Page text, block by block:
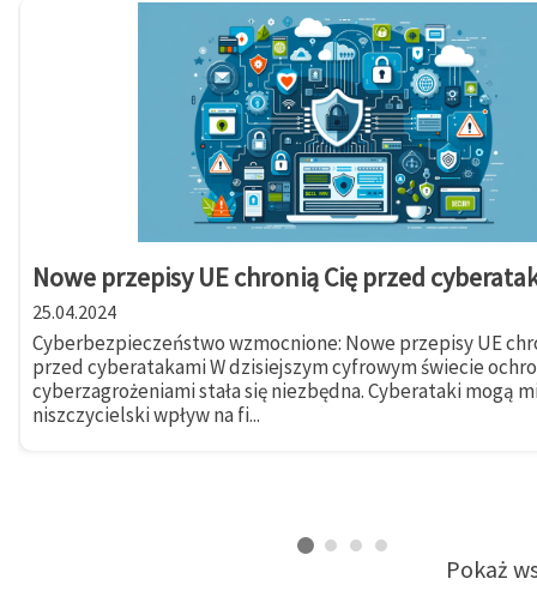
Nowe przepisy UE chronią Cię przed
25.04.2024
Cyberbezpieczeństwo wzmocnione: Nowe przepisy UE
przed cyberatakami W dzisiejszym cyfrowym świecie
cyberzagrożeniami stała się niezbędna. Cyberataki mogą
niszczycielski wpływ na fi...
Pokaż